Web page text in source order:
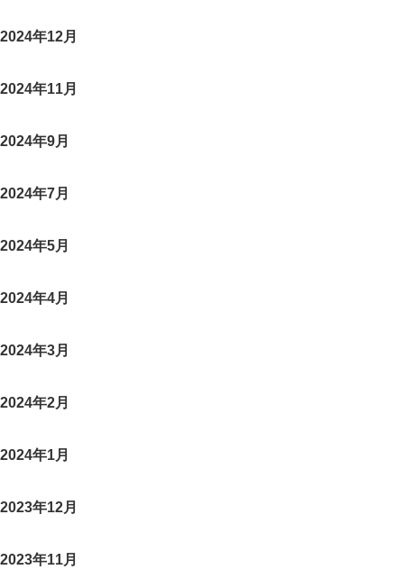
2024年12月
2024年11月
2024年9月
2024年7月
2024年5月
2024年4月
2024年3月
2024年2月
2024年1月
2023年12月
2023年11月